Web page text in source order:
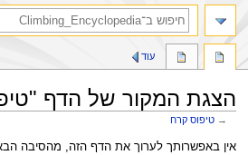
הצגת המקור של הדף
→טיפוס קרח
קפיצה
קפיצה
אין באפשרותך לערוך את הדף הזה, מהסיבה
עוד
חיפוש